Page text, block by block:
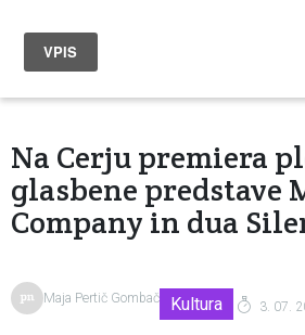
Na Cerju premiera
glasbene predstave
Company in dua
Maja Pertič Gombač Kultura 3. 07.